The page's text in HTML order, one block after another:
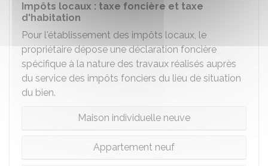
Impôts locaux : taxe foncière et taxe
d'habitation
Pour l'établissement des impôts locaux, le
propriétaire dépose une déclaration foncière
spécifique à la nature des travaux réalisés auprès
du service des impôts fonciers du lieu de situation
du bien.
Maison individuelle neuve
Appartement neuf